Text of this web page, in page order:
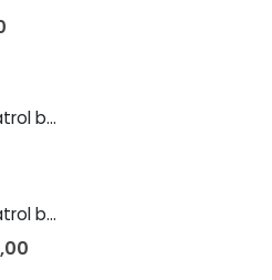
Island-class patrol boat 1/700
Island-class patrol boat 1/144